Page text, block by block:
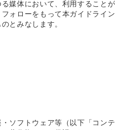
媒体において、利用すること
ォローをもって本ガイドライ
とみなします。
ソフトウェア等（以下「コン